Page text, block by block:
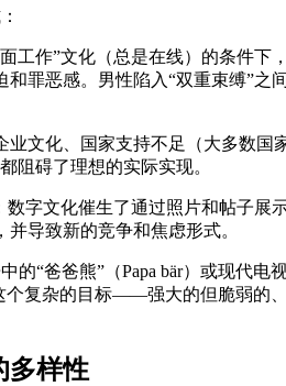
工作”文化（总是在线）的条件下
和罪恶感。男性陷入“双重束缚”之
业文化、国家支持不足（大多数国
碍了理想的实际实现。
数字文化催生了通过照片和帖子展
导致新的竞争和焦虑形式。
的“爸爸熊”（Papa bär） 或现代电
个复杂的目标——强大的但脆弱的
多样性